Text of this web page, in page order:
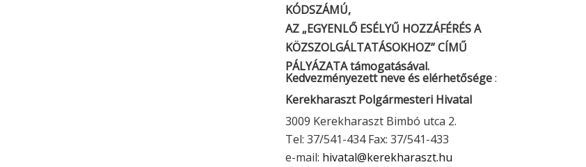
KÓDSZÁMÚ,
AZ „EGYENLŐ ESÉLYŰ HOZZÁFÉRÉS A
KÖZSZOLGÁLTATÁSOKHOZ” CÍMŰ
PÁLYÁZATA támogatásával.
Kedvezményezett neve és elérhetősége:
Kerekharaszt Polgármesteri Hivatal
3009 Kerekharaszt Bimbó utca 2.
Tel: 37/541-434 Fax: 37/541-433
e-mail: hivatal@kerekharaszt.hu